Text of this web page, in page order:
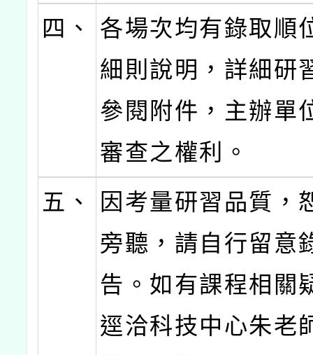
四、
各場次均有錄取順
細則說明，詳細研
參閱附件，主辦單
審查之權利。
五、
因考量研習品質，
旁聽，請自行留意
告。如有課程相關
逕洽科技中心朱老